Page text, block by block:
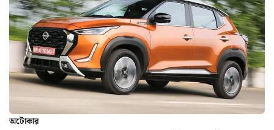
অটোকার